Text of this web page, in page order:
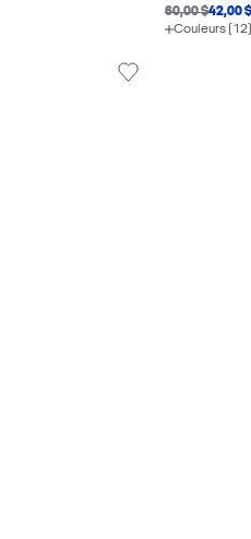
60,00 $42,00
Couleurs (12)